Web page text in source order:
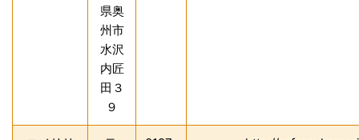
県奥
州市
水沢
内匠
田３
９